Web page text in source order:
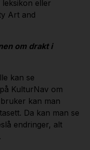
eller
Art and
om drakt i
kan se
KulturNav om
kan man
Da kan man se
endringer, alt